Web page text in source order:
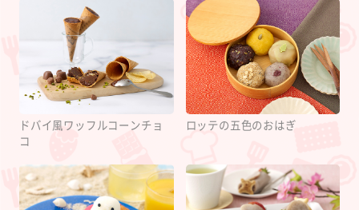
ドバイ風ワッフルコーンチョ
コ
ロッテの五色のおはぎ